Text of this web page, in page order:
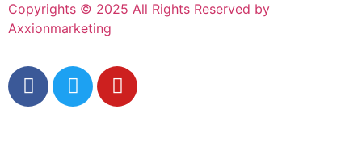
Copyrights © 2025 All Rights Reserved by
Axxionmarketing